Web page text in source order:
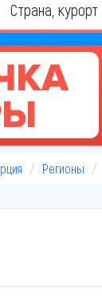
Регионы